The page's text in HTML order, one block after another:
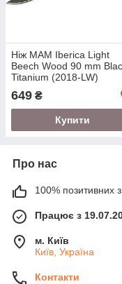
Ніж MAM Iberica Light
Beech Wood 90 mm
Titanium (2018-LW)
649 ₴
Купити
Про нас
100% позитивних з
Працює з
м. Київ
Київ, Україна
Контакти